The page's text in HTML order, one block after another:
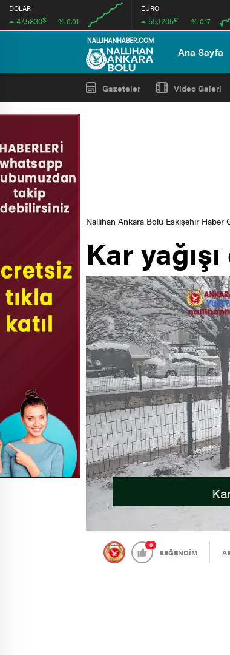
DOLAR
47,5830$ % 0.01
00:00 00:00
EURO
55,1205€ % 0.17
Ana Sayfa
Gazeteler Video Galeri
Nallıhan Ankara Bolu Eskişehir Haber
Kar
0
BEĞENDİM